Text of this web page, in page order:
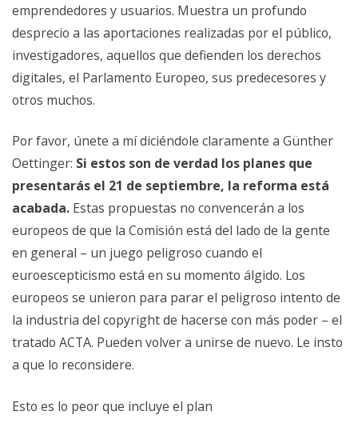
emprendedores y usuarios. Muestra un profundo
desprecio a las aportaciones realizadas por el público,
investigadores, aquellos que defienden los derechos
digitales, el Parlamento Europeo, sus predecesores y
otros muchos.
Por favor, únete a mí diciéndole claramente a Günther
Oettinger: Si estos son de verdad los planes que
presentarás el 21 de septiembre, la reforma está
acabada. Estas propuestas no convencerán a los
europeos de que la Comisión está del lado de la gente
en general – un juego peligroso cuando el
euroescepticismo está en su momento álgido. Los
europeos se unieron para parar el peligroso intento de
la industria del copyright de hacerse con más poder – el
tratado ACTA. Pueden volver a unirse de nuevo. Le insto
a que lo reconsidere.
Esto es lo peor que incluye el plan